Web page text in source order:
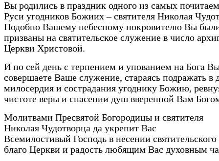
Вы родились в праздник одного из самых
Руси угодников Божиих – святителя Николая
Подобно Вашему небесному покровителю Вы
призваны на святительское служение в число
Церкви Христовой.
И по сей день с терпением и упованием на Бога
совершаете Ваше служение, стараясь подражать в
милосердия и сострадания угоднику Божию,
чистоте веры и спасении душ вверенной Вам
Молитвами Пресвятой Богородицы и святителя
Николая Чудотворца да укрепит Вас
Всемилостивый Господь в несении святительского
благо Церкви и радость любящим Вас духовным